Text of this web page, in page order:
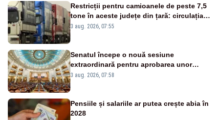
Restricții pentru camioanele de peste 7,5
tone în aceste județe din țară: circulația
este interzisă luni, între orele 12:00 și
3 aug. 2026, 07:55
Senatul începe o nouă sesiune
extraordinară pentru aprobarea unor
jaloane din PNRR
3 aug. 2026, 07:58
Pensiile și salariile ar putea crește abia în
2028